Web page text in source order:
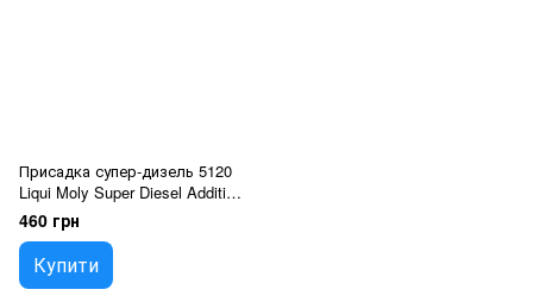
Присадка супер-дизель 5120
Liqui Moly Super Diesel Additiv
0,25 л
460 грн
Купити